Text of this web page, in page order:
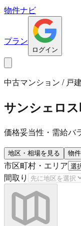
物件ナビ
プラン
ログイン
中古マンション / 戸
サンシェロ
価格妥当性・需給バ
地区・相場を見る 物
市区町村・エリア
間取り